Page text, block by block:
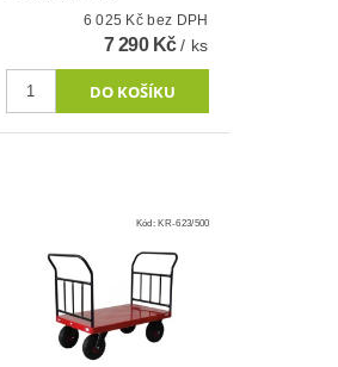
6 025 Kč bez DPH
7 290 Kč/ ks
Kód:KR-623/500